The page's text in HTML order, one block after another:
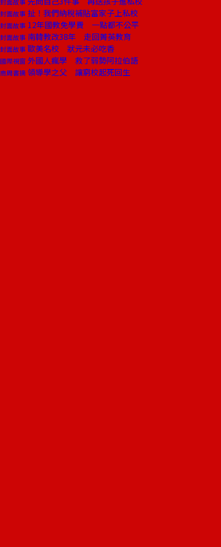
封面故事 扯！我們納稅補貼富家子上私校
封面故事 12年國教免學費 一點都不公平
封面故事 南韓教改38年 走回菁英教育
封面故事 歐美名校 狀元未必吃香
國際視窗 外國人瘋學 救了弱勢阿拉伯語
商周書摘 領導學之父 讓窮校起死回生